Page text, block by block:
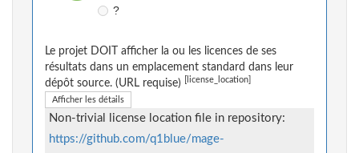
?
Le projet DOIT afficher la ou les licences de ses
résultats dans un emplacement standard dans leur
dépôt source. (URL requise)
[license_location]
Afficher les détails
Non-trivial license location file in repository:
https://github.com/q1blue/mage-